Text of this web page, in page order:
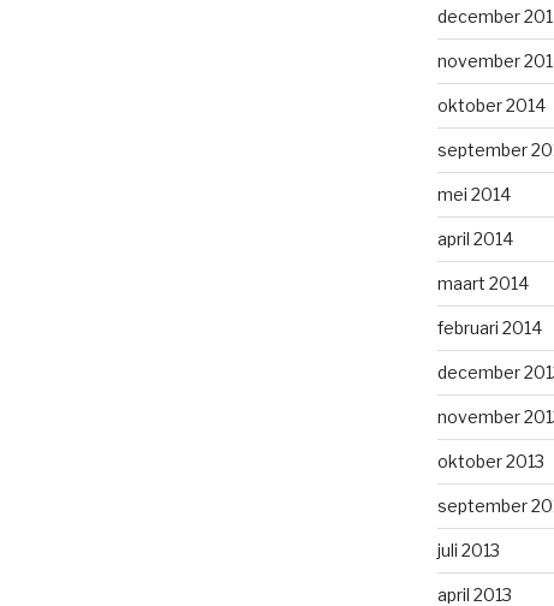
december
november
oktober 2014
september
mei 2014
april 2014
maart 2014
februari 2014
december
november
oktober 2013
september
juli 2013
april 2013